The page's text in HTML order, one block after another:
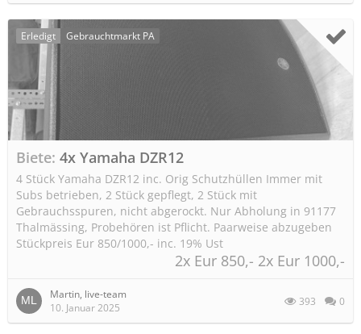
Erledigt Gebrauchtmarkt PA
Biete 4x Yamaha DZR12
4 Stück Yamaha DZR12 inc. Orig Schutzhüllen Immer mit
Subs betrieben, 2 Stück gepflegt, 2 Stück mit
Gebrauchsspuren, nicht abgerockt. Nur Abholung in 91177
Thalmässing, Probehören ist Pflicht. Paarweise abzugeben
Stückpreis Eur 850/1000,- inc. 19% Ust
2x Eur 850,- 2x Eur 1000,-
Martin, live-team
10. Januar 2025
393 0